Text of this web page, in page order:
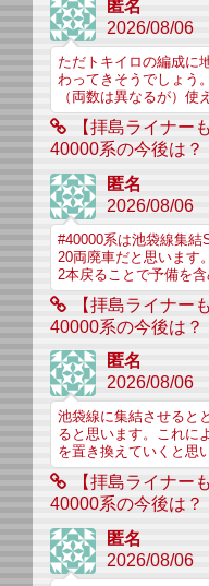
匿名
2026/08/06
ただトキイロの編成に
わってきそうでしょう
（両数は異なるが）使
【拝島ライナー
40000系の今後は？
匿名
2026/08/06
#40000系は池袋線集結
20両廃車だと思います
2本戻ることで予備を
【拝島ライナー
40000系の今後は？
匿名
2026/08/06
池袋線に集結させると
ると思います。これに
を置き換えていくと思
【拝島ライナー
40000系の今後は？
匿名
2026/08/06